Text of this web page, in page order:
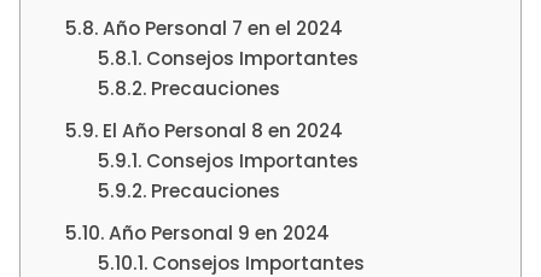
Año Personal 7 en el 2024
Consejos Importantes
Precauciones
El Año Personal 8 en 2024
Consejos Importantes
Precauciones
Año Personal 9 en 2024
Consejos Importantes